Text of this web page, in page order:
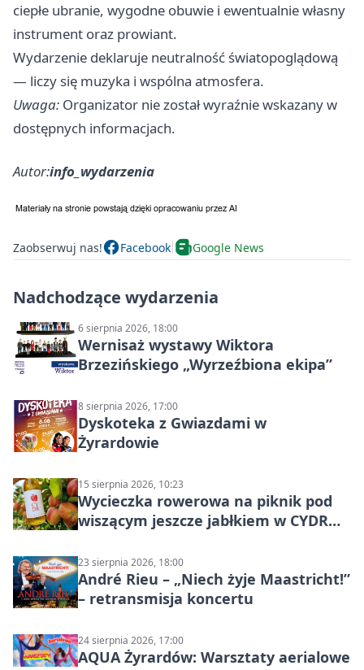
ciepłe ubranie, wygodne obuwie i ewentualnie własny
instrument oraz prowiant.
Wydarzenie deklaruje neutralność światopoglądową
— liczy się muzyka i wspólna atmosfera.
Uwaga: Organizator nie został wyraźnie wskazany w
dostępnych informacjach.
Autor:info_wydarzenia
Zaobserwuj nas! Facebook Google News
Nadchodzące wydarzenia
6 sierpnia 2026, 18:00
Wernisaż wystawy Wiktora
Brzezińskiego „Wyrzeźbiona ekipa”
8 sierpnia 2026, 17:00
Dyskoteka z Gwiazdami w
Żyrardowie
15 sierpnia 2026, 10:23
Wycieczka rowerowa na piknik pod
wiszącym jeszcze jabłkiem w CYDR
23 sierpnia 2026, 18:00
André Rieu – „Niech żyje Maastricht!”
– retransmisja koncertu
24 sierpnia 2026, 17:00
AQUA Żyrardów: Warsztaty aerialowe